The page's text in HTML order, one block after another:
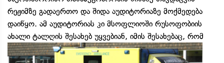
რეჟიმზე გადაერთო და შიდა აუდიტორიაზე მოქმედება
დაიწყო. ამ აუდიტორიას კი მსოფლიოში რუსოფობიის
ახალი ტალღის შესახებ უყვებიან, იმის შესახებაც, რომ